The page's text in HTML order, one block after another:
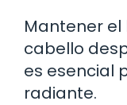
Mantener
cabello
es esencial
radiante.